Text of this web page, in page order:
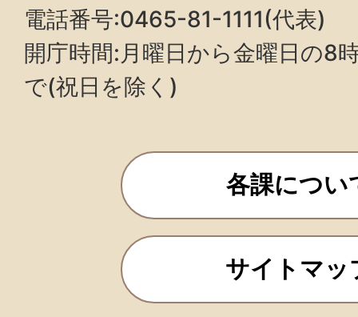
電話番号:0465-81-1111(代表)
開庁時間:月曜日から金曜日の8
で(祝日を除く)
各課につい
サイトマッ